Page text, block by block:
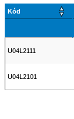
Kód
U04L2111
U04L2101